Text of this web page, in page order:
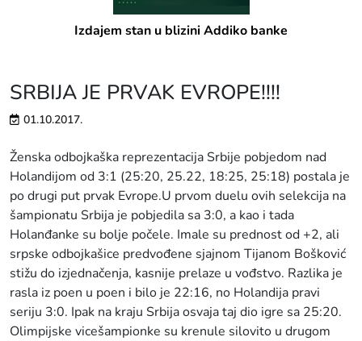
Izdajem stan u blizini Addiko banke
SRBIJA JE PRVAK EVROPE!!!!
01.10.2017.
Ženska odbojkaška reprezentacija Srbije pobjedom nad
Holandijom od 3:1 (25:20, 25.22, 18:25, 25:18) postala je
po drugi put prvak Evrope.U prvom duelu ovih selekcija na
šampionatu Srbija je pobjedila sa 3:0, a kao i tada
Holanđanke su bolje počele. Imale su prednost od +2, ali
srpske odbojkašice predvođene sjajnom Tijanom Bošković
stižu do izjednačenja, kasnije prelaze u vođstvo. Razlika je
rasla iz poen u poen i bilo je 22:16, no Holandija pravi
seriju 3:0. Ipak na kraju Srbija osvaja taj dio igre sa 25:20.
Olimpijske vicešampionke su krenule silovito u drugom